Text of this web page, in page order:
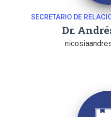
SECRETARIO DE
Dr.